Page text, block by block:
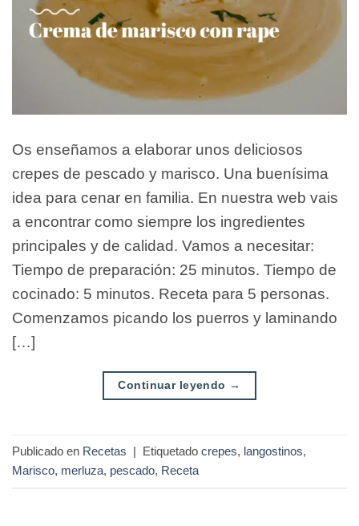
Os enseñamos a elaborar unos deliciosos
crepes de pescado y marisco. Una buenísima
idea para cenar en familia. En nuestra web vais
a encontrar como siempre los ingredientes
principales y de calidad. Vamos a necesitar:
Tiempo de preparación: 25 minutos. Tiempo de
cocinado: 5 minutos. Receta para 5 personas.
Comenzamos picando los puerros y laminando
[…]
Continuar leyendo →
Publicado en Recetas | Etiquetado crepes, langostinos,
Marisco, merluza, pescado, Receta